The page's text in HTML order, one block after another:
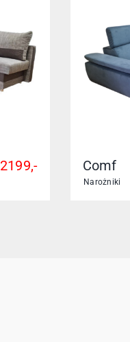
2199,- Comf
Narożniki